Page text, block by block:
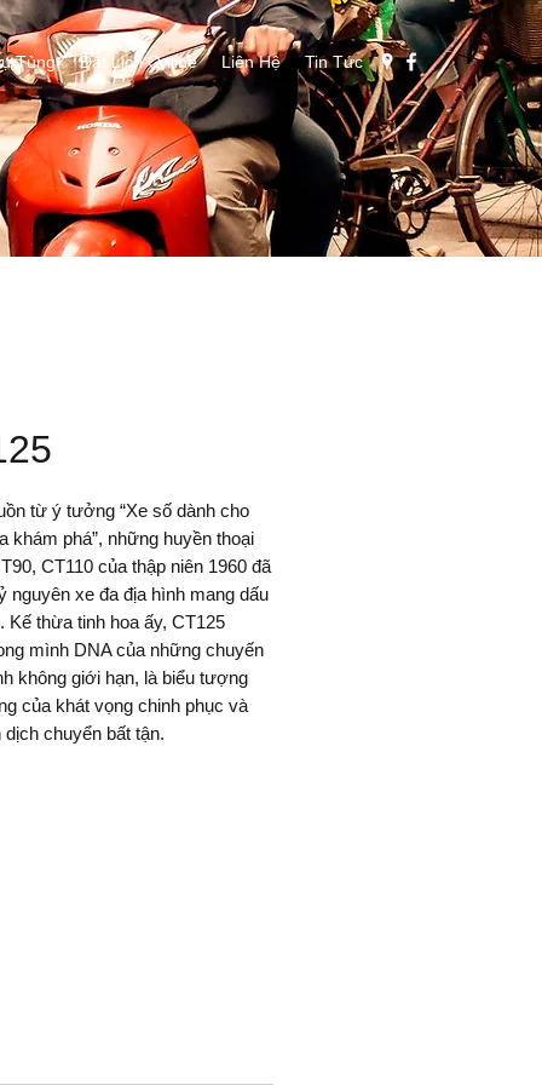
Tùng Đặt Lịch Online Liên Hệ Tin Tức
từ ý tưởng “Xe số dành cho
khám phá”, những huyền thoại
CT110 của thập niên 1960 đã
nguyên xe đa địa hình mang dấu
Kế thừa tinh hoa ấy, CT125
mình DNA của những chuyến
không giới hạn, là biểu tượng
của khát vọng chinh phục và
dịch chuyển bất tận.
thần khám phá, CT125 được tối
trình địa hình với khung xe